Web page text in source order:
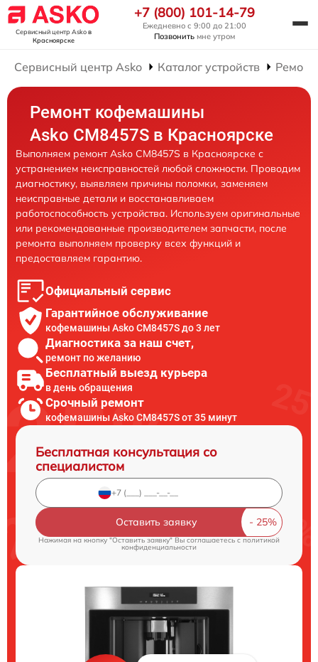
Сервисный центр Askoв
Красноярске
+7 (800) 101-14-79
Ежедневно с 9:00 до 21:00
Позвонить мне утром
Сервисный центр Asko Каталог устройств
Ремонт кофемашины
Asko CM8457S в Красноярске
Выполняем ремонт Asko CM8457S в Красноярске с
устранением неисправностей любой сложности. Проводим
диагностику, выявляем причины поломки, заменяем
неисправные детали и восстанавливаем
работоспособность устройства. Используем оригинальные
или рекомендованные производителем запчасти, после
ремонта выполняем проверку всех функций и
предоставляем гарантию.
Официальный сервис
Гарантийное обслуживание
кофемашины Asko CM8457S до 3 лет
Диагностика за наш счет,
ремонт по желанию
Бесплатный выезд курьера
в день обращения
Срочный ремонт
кофемашины Asko CM8457S от 35 минут
Бесплатная консультация со
специалистом
Оставить заявку
Нажимая на кнопку "Оставить заявку" Вы соглашаетесь cполитикой
конфиденциальности